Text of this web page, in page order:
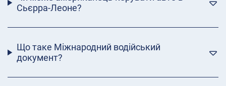
Сьєрра-Леоне?
Що таке Міжнародний водійський
документ?